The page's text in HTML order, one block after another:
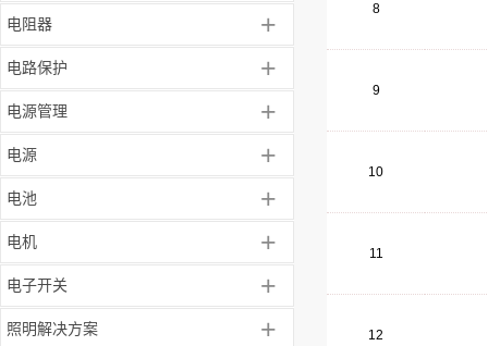
电阻器 +
电路保护 +
电源管理 +
电源 +
电池 +
电机 +
电子开关 +
照明解决方案 +
8
9
10
11
12